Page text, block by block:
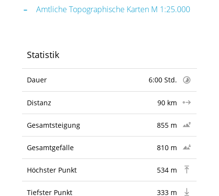
Amtliche Topographische Karten M 1:25.000
Statistik
Dauer 6:00 Std.
Distanz 90 km
Gesamtsteigung 855 m
Gesamtgefälle 810 m
Höchster Punkt 534 m
Tiefster Punkt 333 m